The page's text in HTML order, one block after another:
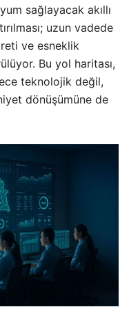
sağlayacak akıllı
uzun vadede
ve esneklik
Bu yol haritası,
teknolojik değil,
dönüşümüne de